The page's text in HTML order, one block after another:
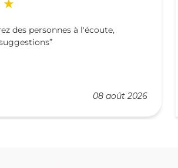
08 août 2026
des personnes à l'écoute,